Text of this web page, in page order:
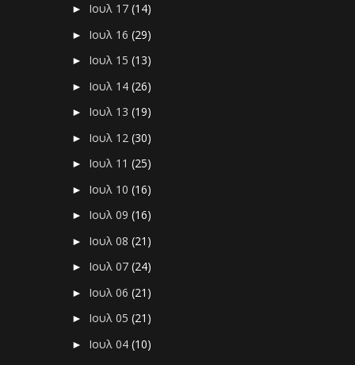
► Ιουλ 17(14)
► Ιουλ 16(29)
► Ιουλ 15(13)
► Ιουλ 14(26)
► Ιουλ 13(19)
► Ιουλ 12(30)
► Ιουλ 11(25)
► Ιουλ 10(16)
► Ιουλ 09(16)
► Ιουλ 08(21)
► Ιουλ 07(24)
► Ιουλ 06(21)
► Ιουλ 05(21)
► Ιουλ 04(10)